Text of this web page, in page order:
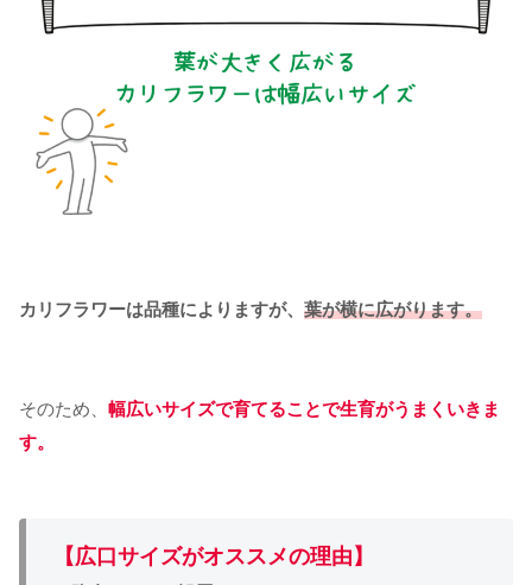
カリフラワーは品種によりますが、 葉が横に広がります。
そのため、 幅広いサイズで育てることで生育がうまくいきま
す。
【広口サイズがオススメの理由】